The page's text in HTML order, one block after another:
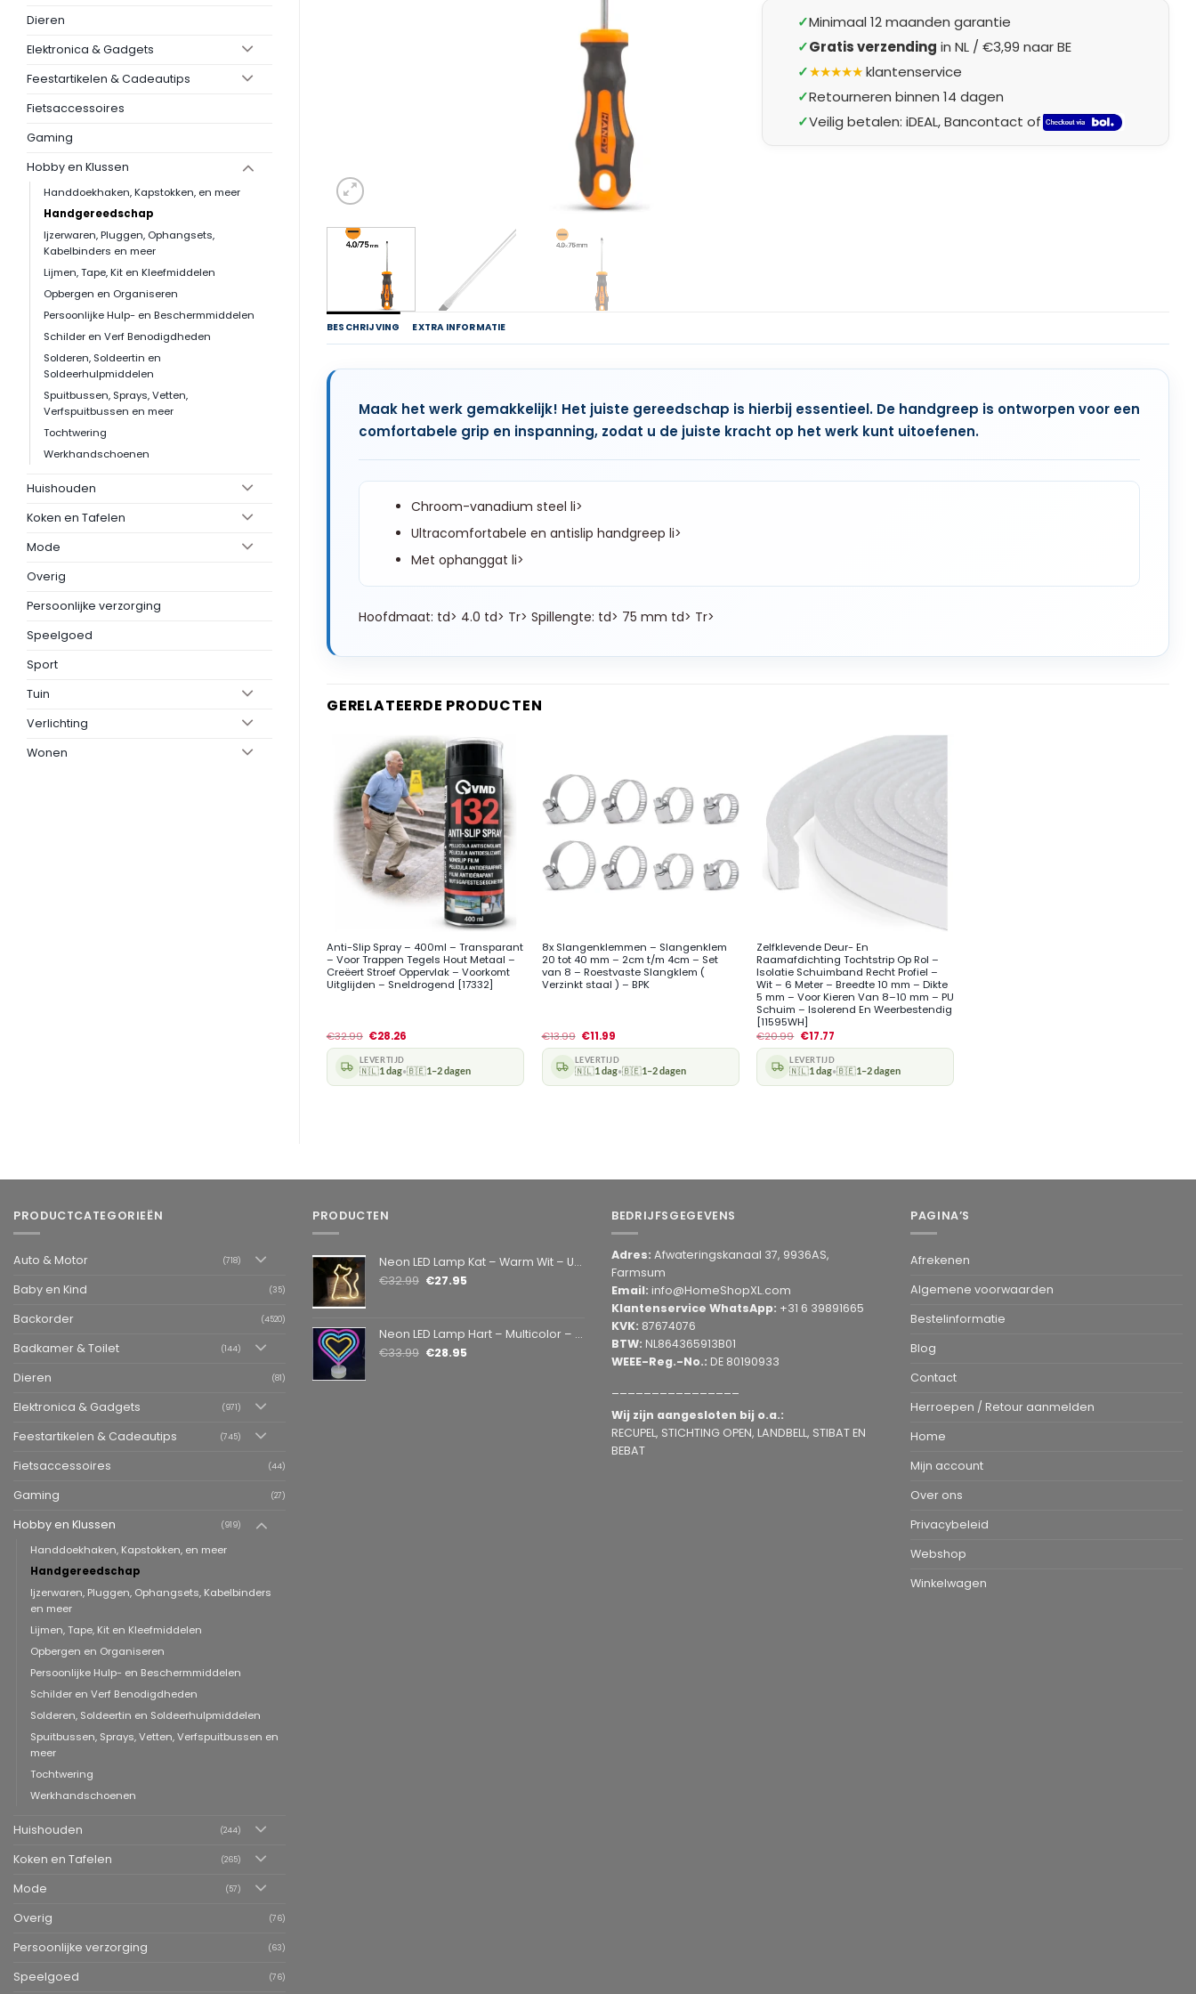
Dieren
Elektronica & Gadgets
Feestartikelen & Cadeautips
Fietsaccessoires
Gaming
Hobby en Klussen
Handdoekhaken, Kapstokken, en meer
Handgereedschap
Ijzerwaren, Pluggen, Ophangsets,
Kabelbinders en meer
Lijmen, Tape, Kit en Kleefmiddelen
Opbergen en Organiseren
Persoonlijke Hulp- en Beschermmiddelen
Schilder en Verf Benodigdheden
Solderen, Soldeertin en
Soldeerhulpmiddelen
Spuitbussen, Sprays, Vetten,
Verfspuitbussen en meer
Tochtwering
Werkhandschoenen
Huishouden
Koken en Tafelen
Mode
Overig
Persoonlijke verzorging
Speelgoed
Sport
Tuin
Verlichting
Wonen
✓Minimaal 12 maanden garantie
✓Gratis verzending in NL / €3,99 naar BE
✓★★★★★klantenservice
✓Retourneren binnen 14 dagen
✓Veilig betalen: iDEAL, Bancontact of
BESCHRIJVING EXTRA INFORMATIE
Maak het werk gemakkelijk! Het juiste gereedschap is hierbij essentieel. De handgreep is ontworpen voor een
comfortabele grip en inspanning, zodat u de juiste kracht op het werk kunt uitoefenen.
Chroom-vanadium steel li>
Ultracomfortabele en antislip handgreep li>
Met ophanggat li>
Hoofdmaat: td> 4.0 td> Tr> Spillengte: td> 75 mm td> Tr>
GERELATEERDE PRODUCTEN
Anti-Slip Spray – 400ml – Transparant
– Voor Trappen Tegels Hout Metaal –
Creëert Stroef Oppervlak – Voorkomt
Uitglijden – Sneldrogend [17332]
€32.99 €28.26
LEVERTIJD
🇳🇱1 dag•🇧🇪1–2 dagen
8x Slangenklemmen – Slangenklem
20 tot 40 mm – 2cm t/m 4cm – Set
van 8 – Roestvaste Slangklem (
Verzinkt staal ) – BPK
€13.99 €11.99
LEVERTIJD
🇳🇱1 dag•🇧🇪1–2 dagen
Zelfklevende Deur- En
Raamafdichting Tochtstrip Op Rol –
Isolatie Schuimband Recht Profiel –
Wit – 6 Meter – Breedte 10 mm – Dikte
5 mm – Voor Kieren Van 8–10 mm – PU
Schuim – Isolerend En Weerbestendig
[11595WH]
€20.99 €17.77
LEVERTIJD
🇳🇱1 dag•🇧🇪1–2 dagen
PRODUCTCATEGORIEËN
Auto & Motor (718)
Baby en Kind (35)
Backorder (4520)
Badkamer & Toilet (144)
Dieren (81)
Elektronica & Gadgets (971)
Feestartikelen & Cadeautips (745)
Fietsaccessoires (44)
Gaming (27)
Hobby en Klussen (919)
Handdoekhaken, Kapstokken, en meer
Handgereedschap
Ijzerwaren, Pluggen, Ophangsets, Kabelbinders
en meer
Lijmen, Tape, Kit en Kleefmiddelen
Opbergen en Organiseren
Persoonlijke Hulp- en Beschermmiddelen
Schilder en Verf Benodigdheden
Solderen, Soldeertin en Soldeerhulpmiddelen
Spuitbussen, Sprays, Vetten, Verfspuitbussen en
meer
Tochtwering
Werkhandschoenen
Huishouden (244)
Koken en Tafelen (265)
Mode (57)
Overig (76)
Persoonlijke verzorging (63)
Speelgoed (76)
PRODUCTEN
Neon LED Lamp Kat – Warm Wit – USB & Batterij – Decoratieve Tafellamp voor Kinderkamer – 28,5 x 24,5 cm
€32.99 €27.95
Neon LED Lamp Hart – Multicolor – USB & Batterij – Hartvormige Sfeerlamp – Kinderkamer & Slaapkamer – 25,2 x 23 cm
€33.99 €28.95
BEDRIJFSGEGEVENS
Adres: Afwateringskanaal 37, 9936AS,
Farmsum
Email: info@HomeShopXL.com
Klantenservice WhatsApp: +31 6 39891665
KVK: 87674076
BTW: NL864365913B01
WEEE-Reg.-No.: DE 80190933
Wij zijn aangesloten bij o.a.:
RECUPEL, STICHTING OPEN, LANDBELL, STIBAT EN
BEBAT
PAGINA’S
Afrekenen
Algemene voorwaarden
Bestelinformatie
Blog
Contact
Herroepen / Retour aanmelden
Home
Mijn account
Over ons
Privacybeleid
Webshop
Winkelwagen